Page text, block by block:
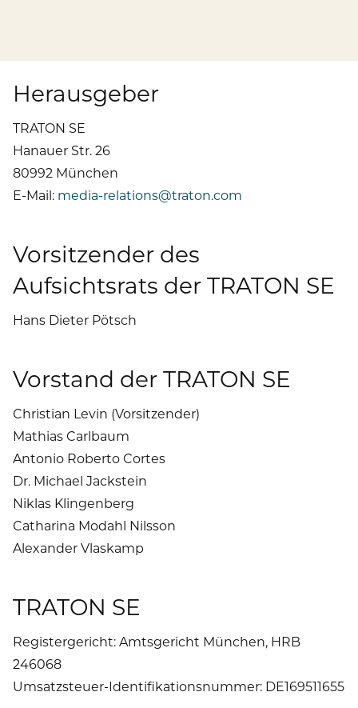
Fremdkapital & Rating
Corporate Governance
Hauptversammlung
Finanztermine & Events
Stories
Compliance & Integrität
Risikomanagement
Hinweisgebersystem
Zur Übersichtsseite: Karriere
Arbeiten bei uns
Professionals
Studenten
Datenschutzhinweise
DE EN
Herausgeber
TRATON SE
Hanauer Str. 26
80992 München
E-Mail: media-relations@traton.com
Vorsitzender des
Aufsichtsrats der TRATON SE
Hans Dieter Pötsch
Vorstand der TRATON SE
Christian Levin (Vorsitzender)
Mathias Carlbaum
Antonio Roberto Cortes
Dr. Michael Jackstein
Niklas Klingenberg
Catharina Modahl Nilsson
Alexander Vlaskamp
TRATON SE
Registergericht: Amtsgericht München, HRB
246068
Umsatzsteuer-Identifikationsnummer: DE169511655